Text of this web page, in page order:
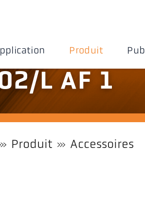
Produit
L AF 1
Produit Accessoires